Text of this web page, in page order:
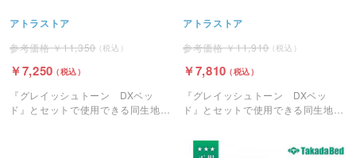
アトラストア
11,350
7,250
『グレイッシュトーン DXベッ
ド』とセットで使用できる同生地を
アトラストア
11,910
7,810
『グレイッシュトーン DXベッ
ド』とセットで使用できる同生地を